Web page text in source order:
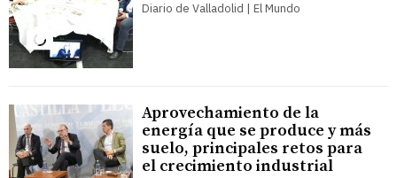
Diario de Valladolid | El Mundo
Aprovechamiento de la
energía que se produce y más
suelo, principales retos para
el crecimiento industrial